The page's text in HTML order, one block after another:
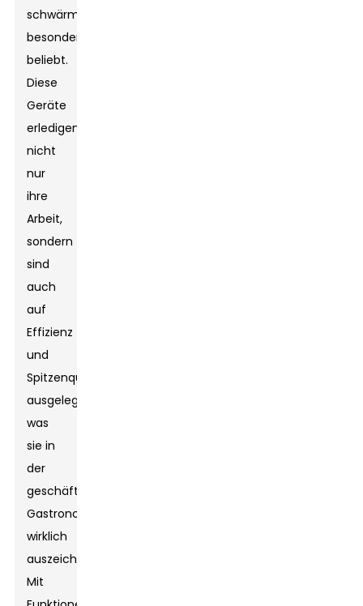
schwärmen,
besonders
beliebt.
Diese
Geräte
erledigen
nicht
nur
ihre
Arbeit,
sondern
sind
auch
auf
Effizienz
und
Spitzenqualität
ausgelegt,
was
sie in
der
geschäftigen
Gastronomieszene
wirklich
auszeichnet.
Mit